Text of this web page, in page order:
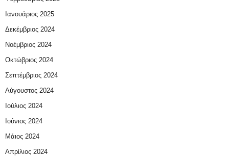
Ιανουάριος 2025
Δεκέμβριος 2024
Νοέμβριος 2024
Οκτώβριος 2024
Σεπτέμβριος 2024
Αύγουστος 2024
Ιούλιος 2024
Ιούνιος 2024
Μάιος 2024
Απρίλιος 2024